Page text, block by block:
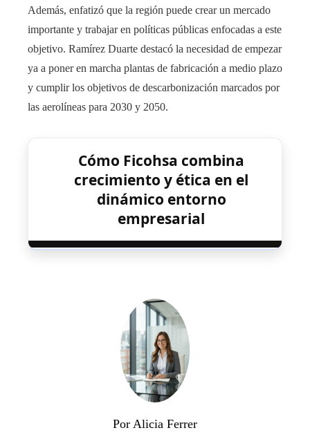
Además, enfatizó que la región puede crear un mercado
importante y trabajar en políticas públicas enfocadas a este
objetivo. Ramírez Duarte destacó la necesidad de empezar
ya a poner en marcha plantas de fabricación a medio plazo
y cumplir los objetivos de descarbonización marcados por
las aerolíneas para 2030 y 2050.
Cómo Ficohsa combina
crecimiento y ética en el
dinámico entorno
empresarial
Por Alicia Ferrer